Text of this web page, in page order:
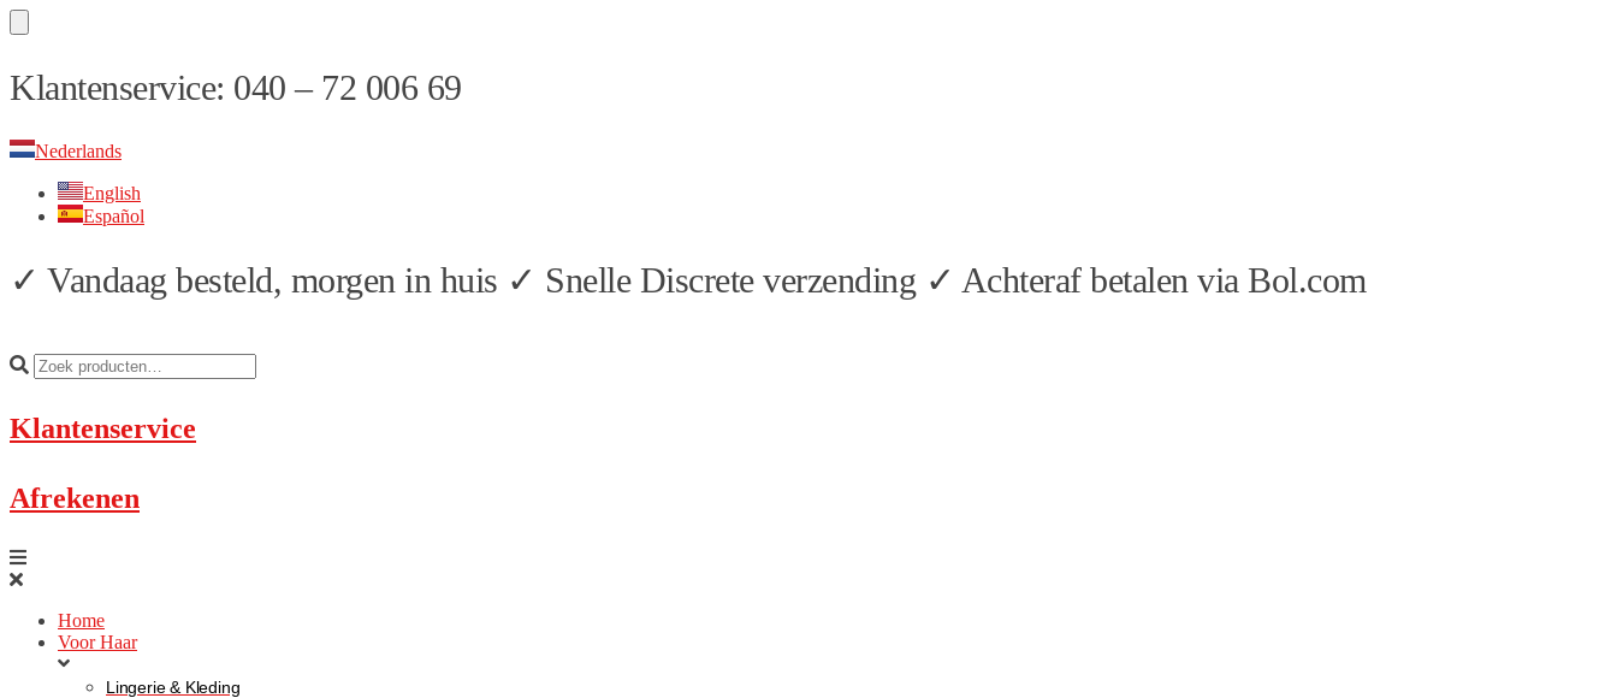
Skip
to
Skip
to
Klantenservice: 040 – 72 006 69
Nederlands
English
Español
✓ Vandaag besteld, morgen in huis ✓ Snelle Discrete verzending ✓ Achteraf betalen via Bol.com
Klantenservice
Afrekenen
Home
Voor Haar
Lingerie & Kleding